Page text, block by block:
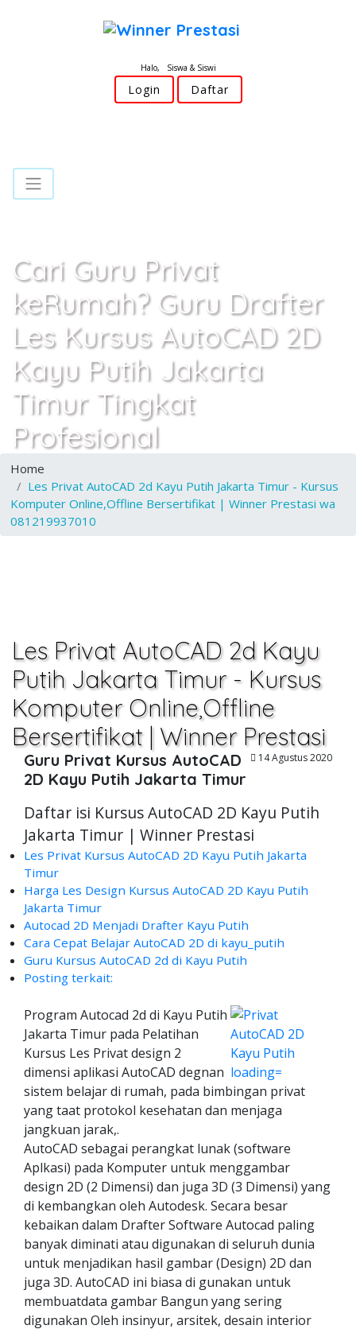
Halo, Siswa & Siswi
Login Daftar
Cari Guru Privat
keRumah? Guru Drafter
Les Kursus AutoCAD 2D
Kayu Putih Jakarta
Timur Tingkat
Profesional
Home
Les Privat AutoCAD 2d Kayu Putih Jakarta Timur - Kursus
Komputer Online,Offline Bersertifikat | Winner Prestasi wa
081219937010
Les Privat AutoCAD 2d Kayu
Putih Jakarta Timur - Kursus
Komputer Online,Offline
Bersertifikat | Winner Prestasi
14 Agustus 2020
Guru Privat Kursus AutoCAD
2D Kayu Putih Jakarta Timur
Daftar isi Kursus AutoCAD 2D Kayu Putih
Jakarta Timur | Winner Prestasi
Les Privat Kursus AutoCAD 2D Kayu Putih Jakarta
Timur
Harga Les Design Kursus AutoCAD 2D Kayu Putih
Jakarta Timur
Autocad 2D Menjadi Drafter Kayu Putih
Cara Cepat Belajar AutoCAD 2D di kayu_putih
Guru Kursus AutoCAD 2d di Kayu Putih
Posting terkait:
Program Autocad 2d di Kayu Putih
Jakarta Timur pada Pelatihan
Kursus Les Privat design 2
dimensi aplikasi AutoCAD degnan
sistem belajar di rumah, pada bimbingan privat
yang taat protokol kesehatan dan menjaga
jangkuan jarak,.
AutoCAD sebagai perangkat lunak (software
Aplkasi) pada Komputer untuk menggambar
design 2D (2 Dimensi) dan juga 3D (3 Dimensi) yang
di kembangkan oleh Autodesk. Secara besar
kebaikan dalam Drafter Software Autocad paling
banyak diminati atau digunakan di seluruh dunia
untuk menjadikan hasil gambar (Design) 2D dan
juga 3D. AutoCAD ini biasa di gunakan untuk
membuatdata gambar Bangun yang sering
digunakan Oleh insinyur, arsitek, desain interior